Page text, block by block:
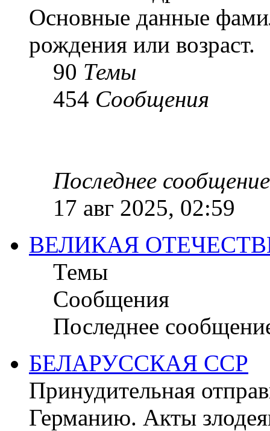
Основные данные
рождения или возраст.
90 Темы
454 Сообщения
Последнее сообщение
17 авг 2025, 02:59
ВЕЛИКАЯ
Темы
Сообщения
Последнее
БЕЛАРУССКАЯ ССР
Принудительная
Германию. Акты